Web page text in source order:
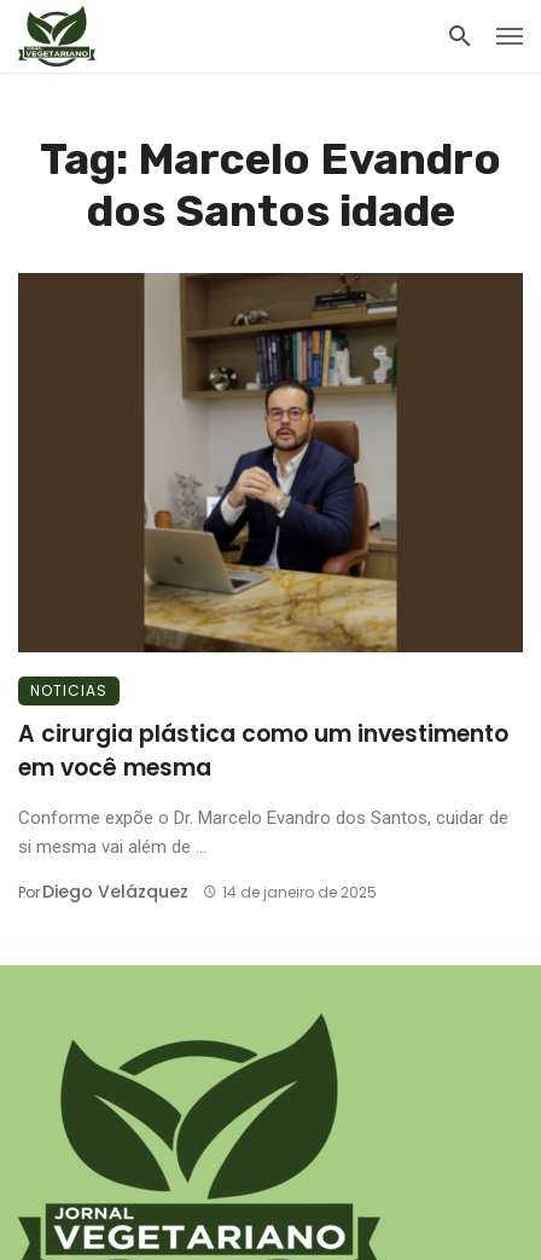
Tag: Marcelo Evandro
dos Santos idade
NOTICIAS
A cirurgia plástica como um investimento
em você mesma
Conforme expõe o Dr. Marcelo Evandro dos Santos, cuidar de
si mesma vai além de ...
PorDiego Velázquez 14 de janeiro de 2025